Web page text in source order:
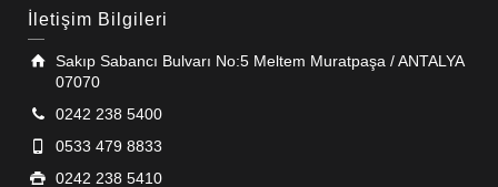
İletişim Bilgileri
Sakıp Sabancı Bulvarı No:5 Meltem Muratpaşa / ANTALYA
07070
0242 238 5400
0533 479 8833
0242 238 5410